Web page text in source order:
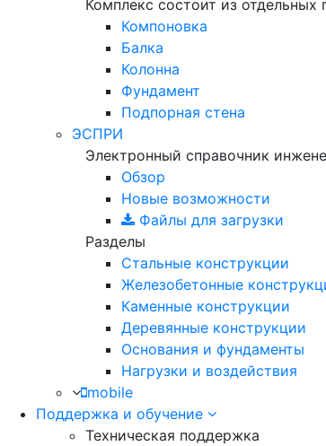
Комплекс состоит из отдельных
Компоновка
Балка
Колонна
Фундамент
Подпорная стена
ЭСПРИ
Электронный справочник
Обзор
Новые возможности
Файлы для загрузки
Разделы
Стальные конструкции
Железобетонные
Каменные конструкции
Деревянные конструкции
Основания и фундаменты
Нагрузки и воздействия
mobile
Поддержка и обучение
Техническая поддержка